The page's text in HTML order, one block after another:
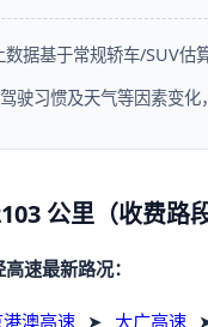
数据基于常规轿车/SUV估
驶习惯及天气等因素变化
公里（收费路段
速最新路况：
港澳高速 ➤ 大广高速